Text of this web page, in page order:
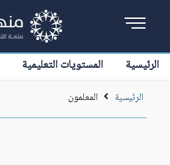
الرئيسية المستويات التعليمية
الرئيسية المعلمون